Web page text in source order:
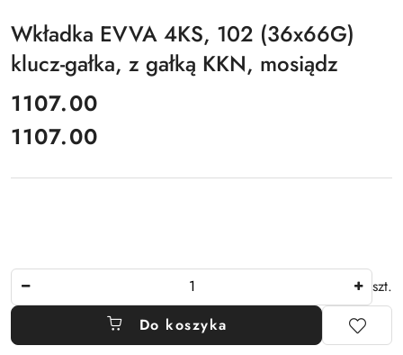
Wkładka EVVA 4KS, 102 (36x66G)
klucz-gałka, z gałką KKN, mosiądz
cena:
1107.00
Cena:
1107.00
szt.
Do koszyka